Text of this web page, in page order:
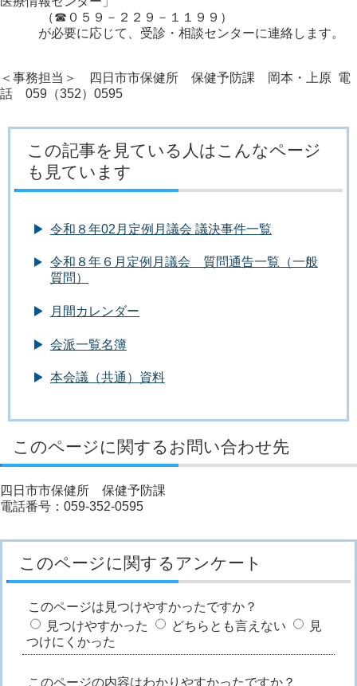
（☎０５９－２２９－１１９９）
が必要に応じて、受診・相談センターに連絡します。
＜事務担当＞ 四日市市保健所 保健予防課 岡本・上原 電
話 059（352）0595
この記事を見ている人はこんなページ
も見ています
令和８年02月定例月議会 議決事件一覧
令和８年６月定例月議会 質問通告一覧（一般
質問）
月間カレンダー
会派一覧名簿
本会議（共通）資料
このページに関するお問い合わせ先
四日市市保健所 保健予防課
電話番号：059-352-0595
このページに関するアンケート
このページは見つけやすかったですか？
見つけやすかった
どちらとも言えない
見
つけにくかった
このページの内容はわかりやすかったですか？